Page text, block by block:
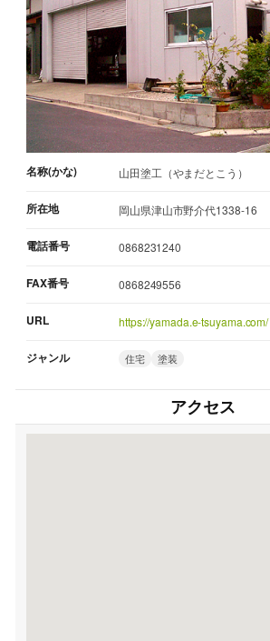
名称(かな) 山田塗工（やまだとこう）
所在地 岡山県津山市野介代1338-16
電話番号 0868231240
FAX番号 0868249556
URL https://yamada.e-tsuyama.com/
ジャンル 住宅 塗装
アクセス